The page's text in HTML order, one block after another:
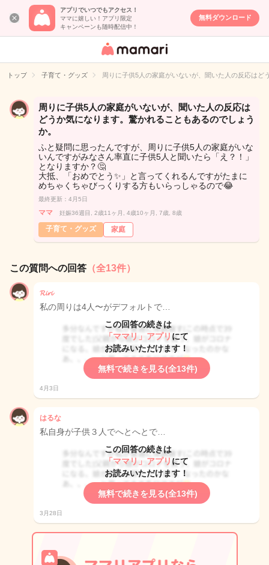
アプリでいつでもアクセス！
ママに嬉しい！アプリ限定
キャンペーンも随時配信中！
無料ダウンロード
女性専用匿名QA
イト
トップ 子育て・グッズ 周りに子供5人の家庭がいないが、聞いた人の反応は
周りに子供5人の家庭がいないが、聞いた人の反応は
どうか気になります。驚かれることもあるのでしょう
か。
ふと疑問に思ったんですが、周りに子供5人の家庭がいな
いんですがみなさん率直に子供5人と聞いたら「え？！」
となりますか？🤔
大抵、「おめでとう✨」と言ってくれるんですがたまに
めちゃくちゃびっくりする方もいらっしゃるので😂
最終更新：4月5日
ママ 妊娠36週目, 2歳11ヶ月, 4歳10ヶ月, 7歳, 8歳
子育て・グッズ 家庭
この質問への回答 （全13件）
𝓡𝓲𝓻𝓲
私の周りは4人〜がデフォルトで…
この回答の続きは
「ママリ」アプリ にて
お読みいただけます！
無料で続きを見る(全13件)
4月3日
はるな
私自身が子供３人でへとへとで…
この回答の続きは
「ママリ」アプリ にて
お読みいただけます！
無料で続きを見る(全13件)
3月28日